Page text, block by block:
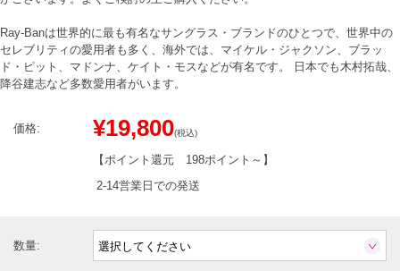
Ray-Banは世界的に最も有名なサングラス・ブランドのひとつで、世界中の
セレブリティの愛用者も多く、海外では、マイケル・ジャクソン、ブラッ
ド・ピット、マドンナ、ケイト・モスなどが有名です。 日本でも木村拓哉、
降谷建志など多数愛用者がいます。
価格: ¥19,800(税込)
【ポイント還元 198ポイント～ 】
2-14営業日での発送
数量: